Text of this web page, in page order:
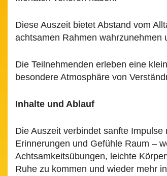
Diese Auszeit bietet Abstand vom
achtsamen Rahmen wahrzunehmen
Die Teilnehmenden erleben eine
besondere Atmosphäre von
Inhalte und Ablauf
Die Auszeit verbindet sanfte
Erinnerungen und Gefühle Raum –
Achtsamkeitsübungen, leichte
Ruhe zu kommen und wieder mehr